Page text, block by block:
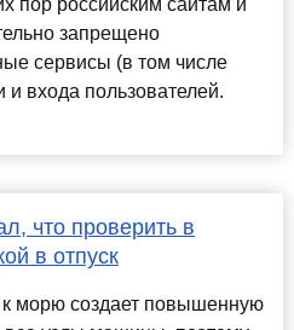
пор российским сайтам и
запрещено
сервисы (в том числе
и входа пользователей.
что проверить в
в отпуск
морю создает повышенную